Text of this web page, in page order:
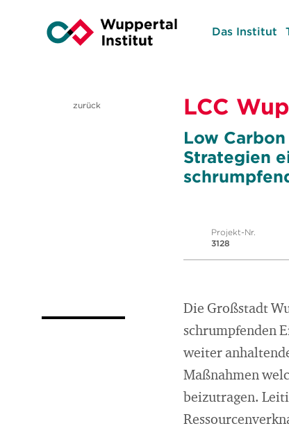
Das Institut
zurück LCC
Low
Strategien
Projekt-Nr.
3128
Die Großstadt
schrumpfenden
weiter
Maßnahmen
beizutragen.